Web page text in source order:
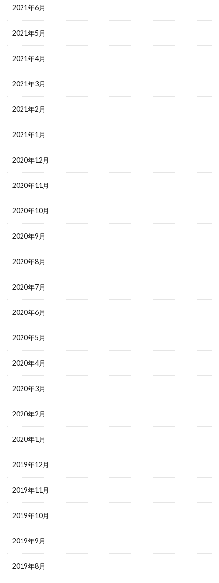
2021年6月
2021年5月
2021年4月
2021年3月
2021年2月
2021年1月
2020年12月
2020年11月
2020年10月
2020年9月
2020年8月
2020年7月
2020年6月
2020年5月
2020年4月
2020年3月
2020年2月
2020年1月
2019年12月
2019年11月
2019年10月
2019年9月
2019年8月